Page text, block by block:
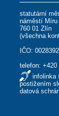
statutární
náměstí Míru
760 01 Zlín
(všechna
IČO:
telefon:+420
infolinka
postižením
datová